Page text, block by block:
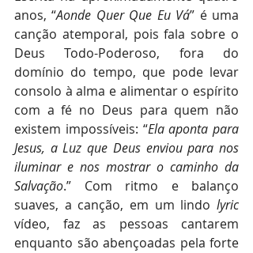
anos, “Aonde Quer Que Eu Vá” é uma
canção atemporal, pois fala sobre o
Deus Todo-Poderoso, fora do
domínio do tempo, que pode levar
consolo à alma e alimentar o espírito
com a fé no Deus para quem não
existem impossíveis: “Ela aponta para
Jesus, a Luz que Deus enviou para nos
iluminar e nos mostrar o caminho da
Salvação.” Com ritmo e balanço
suaves, a canção, em um lindo lyric
vídeo, faz as pessoas cantarem
enquanto são abençoadas pela forte